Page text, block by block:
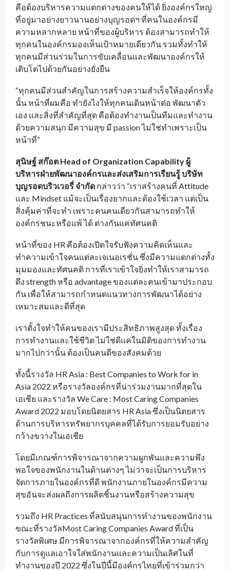
คือต้องบริหารความแตกต่างของคนให้ได้ ยิ่งองค์กรใหญ่
ที่อยู่มาอย่างยาวนานอย่างบุญรอดฯ ที่คนในองค์กรมี
ความหลากหลาย หน้าที่ของผู้บริหาร ต้องสามารถทำให้
ทุกคนในองค์กรมองเห็นเป้าหมายเดียวกัน รวมทั้งทำให้
ทุกคนมีส่วนร่วมในการขับเคลื่อนและพัฒนาองค์กรให้
เติบโตไปด้วยกันอย่างยั่งยืน
“ทุกคนมีส่วนสำคัญในการสร้างความสำเร็จให้องค์กรทั้ง
นั้น หน้าที่ผมคือ ทำยังไงให้ทุกคนเดินหน้าต่อ พัฒนาตัว
เอง และสิ่งที่สำคัญที่สุด คือต้องทำงานเป็นทีมและทำงาน
ด้วยความสนุก มีความสุข มี passion ไม่ใช่ทำเพราะเป็น
หน้าที่”
สุนิษฐ์ สก๊อต Head of Organization Capability ผู้
บริหารฝ่ายพัฒนาองค์กรและส่งเสริมการเรียนรู้ บริษัท
บุญรอดบริวเวอรี่ จำกัด กล่าวว่า “เราสร้างคนที่ Attitude
และ Mindset แม้จะเป็นเรื่องยากและต้องใช้เวลา แต่เป็น
สิ่งคุ้มค่าที่จะทำ เพราะคนคนเดียวกันสามารถทำให้
องค์กรชนะหรือแพ้ ได้ ต่างกันแค่ทัศนคติ
หน้าที่ของ HR คือต้องเปิดใจรับฟังความคิดเห็นและ
ทำความเข้าใจคนแต่ละเจเนอเรชั่น ซึ่งมีความแตกต่างทั้ง
มุมมองและทัศนคติ การที่เราเข้าใจยิ่งทำให้เราสามารถ
ดึง strength หรือ advantage ของแต่ละคนเข้ามาประกอบ
กัน เพื่อให้สามารถกำหนดแนวทางการพัฒนาได้อย่าง
เหมาะสมและดีที่สุด
เราตั้งใจทำให้คนของเรามีประสิทธิภาพสูงสุด ทั้งเรื่อง
การทำงานและใช้ชีวิต ไม่ใช่ดีแค่ในมิติของการทำงาน
มากไปกว่านั้น ต้องเป็นคนดีของสังคมด้วย
ทั้งนี้รางวัล HR Asia : Best Companies to Work for in
Asia 2022 หรือรางวัลองค์กรที่น่าร่วมงานมากที่สุดใน
เอเชีย และรางวัล We Care : Most Caring Companies
Award 2022 มอบโดยนิตยสาร HR Asia ซึ่งเป็นนิตยสาร
ด้านการบริหารทรัพยากรบุคคลที่ได้รับการยอมรับอย่าง
กว้างขวางในเอเชีย
โดยมีเกณฑ์การพิจารณาจากความผูกพันและความพึง
พอใจของพนักงานในด้านต่างๆ ไม่ว่าจะเป็นการบริหาร
จัดการภายในองค์กรที่ดี พนักงานภายในองค์กรมีความ
สุขอันจะส่งผลถึงการผลิตชิ้นงานหรือสร้างความสุข
รวมถึง HR Practices ที่สนับสนุนการทำงานของพนักงาน
ขณะที่รางวัลMost Caring Companies Award ที่เป็น
รางวัลพิเศษ มีการพิจารณาจากองค์กรที่ให้ความสำคัญ
กับการดูแลเอาใจใส่พนักงานและความเป็นเลิศในที่
ทำงานของปี 2022 ซึ่งในปีนี้มีองค์กรไทยที่เข้าร่วมกว่า